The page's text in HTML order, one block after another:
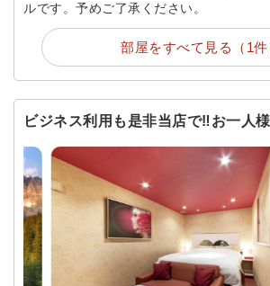
ルです。予めご了承ください。
部屋をすべて見る（1件
ビジネス利用も是非当店で‼お一人